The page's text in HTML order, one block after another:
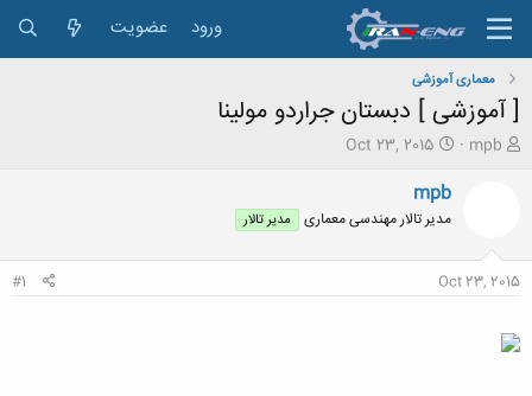
ورود عضویت
معماری آموزشی
[ آموزشی ] دبستان جراردو مولینا
ش
م
و
mpb
ت
ر
ی
خ
Oct 23, 2015
mpb
مدیر تالار مهندسی معماری مدیر تالار
Oct 23, 2015
#1